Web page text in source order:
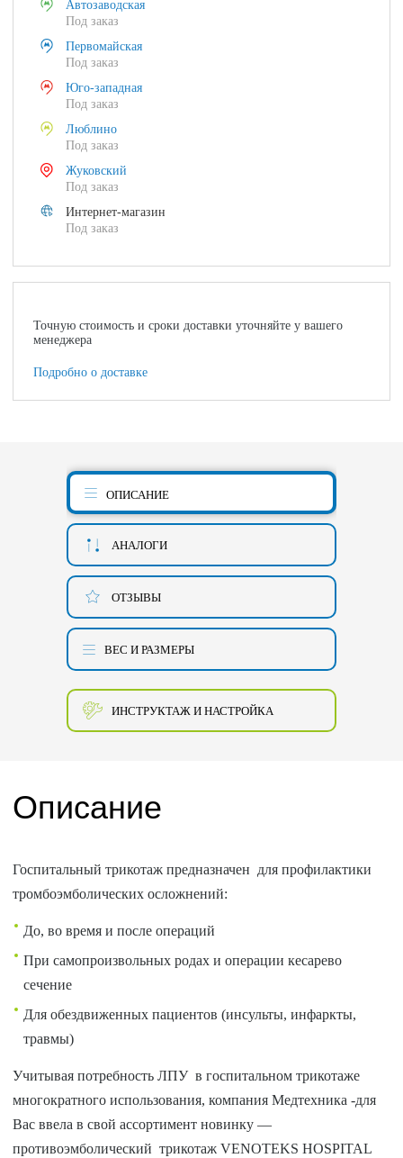
Автозаводская
Под заказ
Первомайская
Под заказ
Юго-западная
Под заказ
Люблино
Под заказ
Жуковский
Под заказ
Интернет-магазин
Под заказ
Точную стоимость и сроки доставки уточняйте у вашего
менеджера
Подробно о доставке
ОПИСАНИЕ
АНАЛОГИ
ОТЗЫВЫ
ВЕС И РАЗМЕРЫ
ИНСТРУКТАЖ И НАСТРОЙКА
Описание
Госпитальный трикотаж предназначен для профилактики
тромбоэмболических осложнений:
До, во время и после операций
При самопроизвольных родах и операции кесарево
сечение
Для обездвиженных пациентов (инсульты, инфаркты,
травмы)
Учитывая потребность ЛПУ в госпитальном трикотаже
многократного использования, компания Медтехника -для
Вас ввела в свой ассортимент новинку —
противоэмболический трикотаж VENOTEKS HOSPITAL